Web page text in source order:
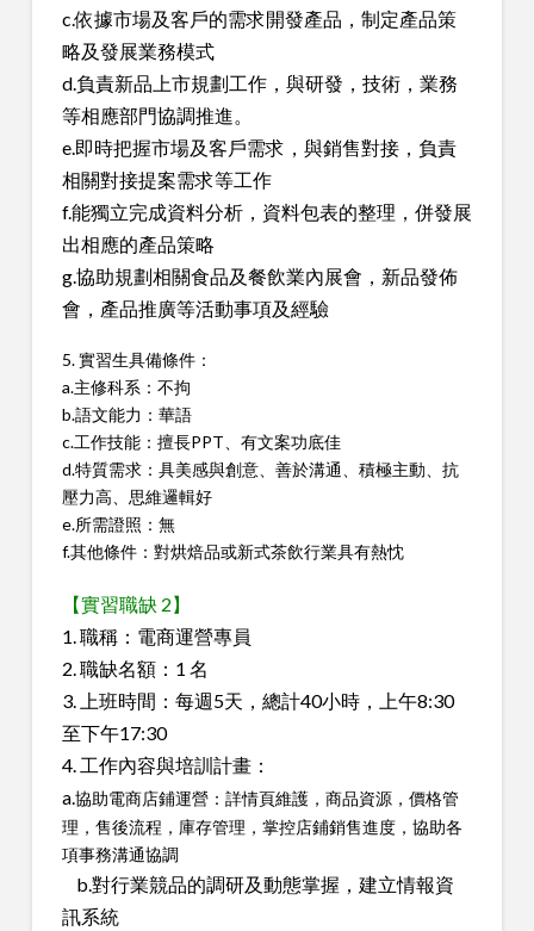
c.依據市場及客戶的需求開發產品，制定產品策
略及發展業務模式
d.負責新品上市規劃工作，與研發，技術，業務
等相應部門協調推進。
e.即時把握市場及客戶需求，與銷售對接，負責
相關對接提案需求等工作
f.能獨立完成資料分析，資料包表的整理，併發展
出相應的產品策略
g.協助規劃相關食品及餐飲業內展會，新品發佈
會，產品推廣等活動事項及經驗
5. 實習生具備條件：
a.主修科系：不拘
b.語文能力：華語
c.工作技能：擅長PPT、有文案功底佳
d.特質需求：具美感與創意、善於溝通、積極主動、抗
壓力高、思維邏輯好
e.所需證照：無
f.其他條件：對烘焙品或新式茶飲行業具有熱忱
【實習職缺 2】
1. 職稱：電商運營專員
2. 職缺名額：1 名
3. 上班時間：每週5天，總計40小時，上午8:30
至下午17:30
4. 工作內容與培訓計畫：
a.協助電商店鋪運營：詳情頁維護，商品資源，價格管
理，售後流程，庫存管理，掌控店鋪銷售進度，協助各
項事務溝通協調
b.對行業競品的調研及動態掌握，建立情報資
訊系統